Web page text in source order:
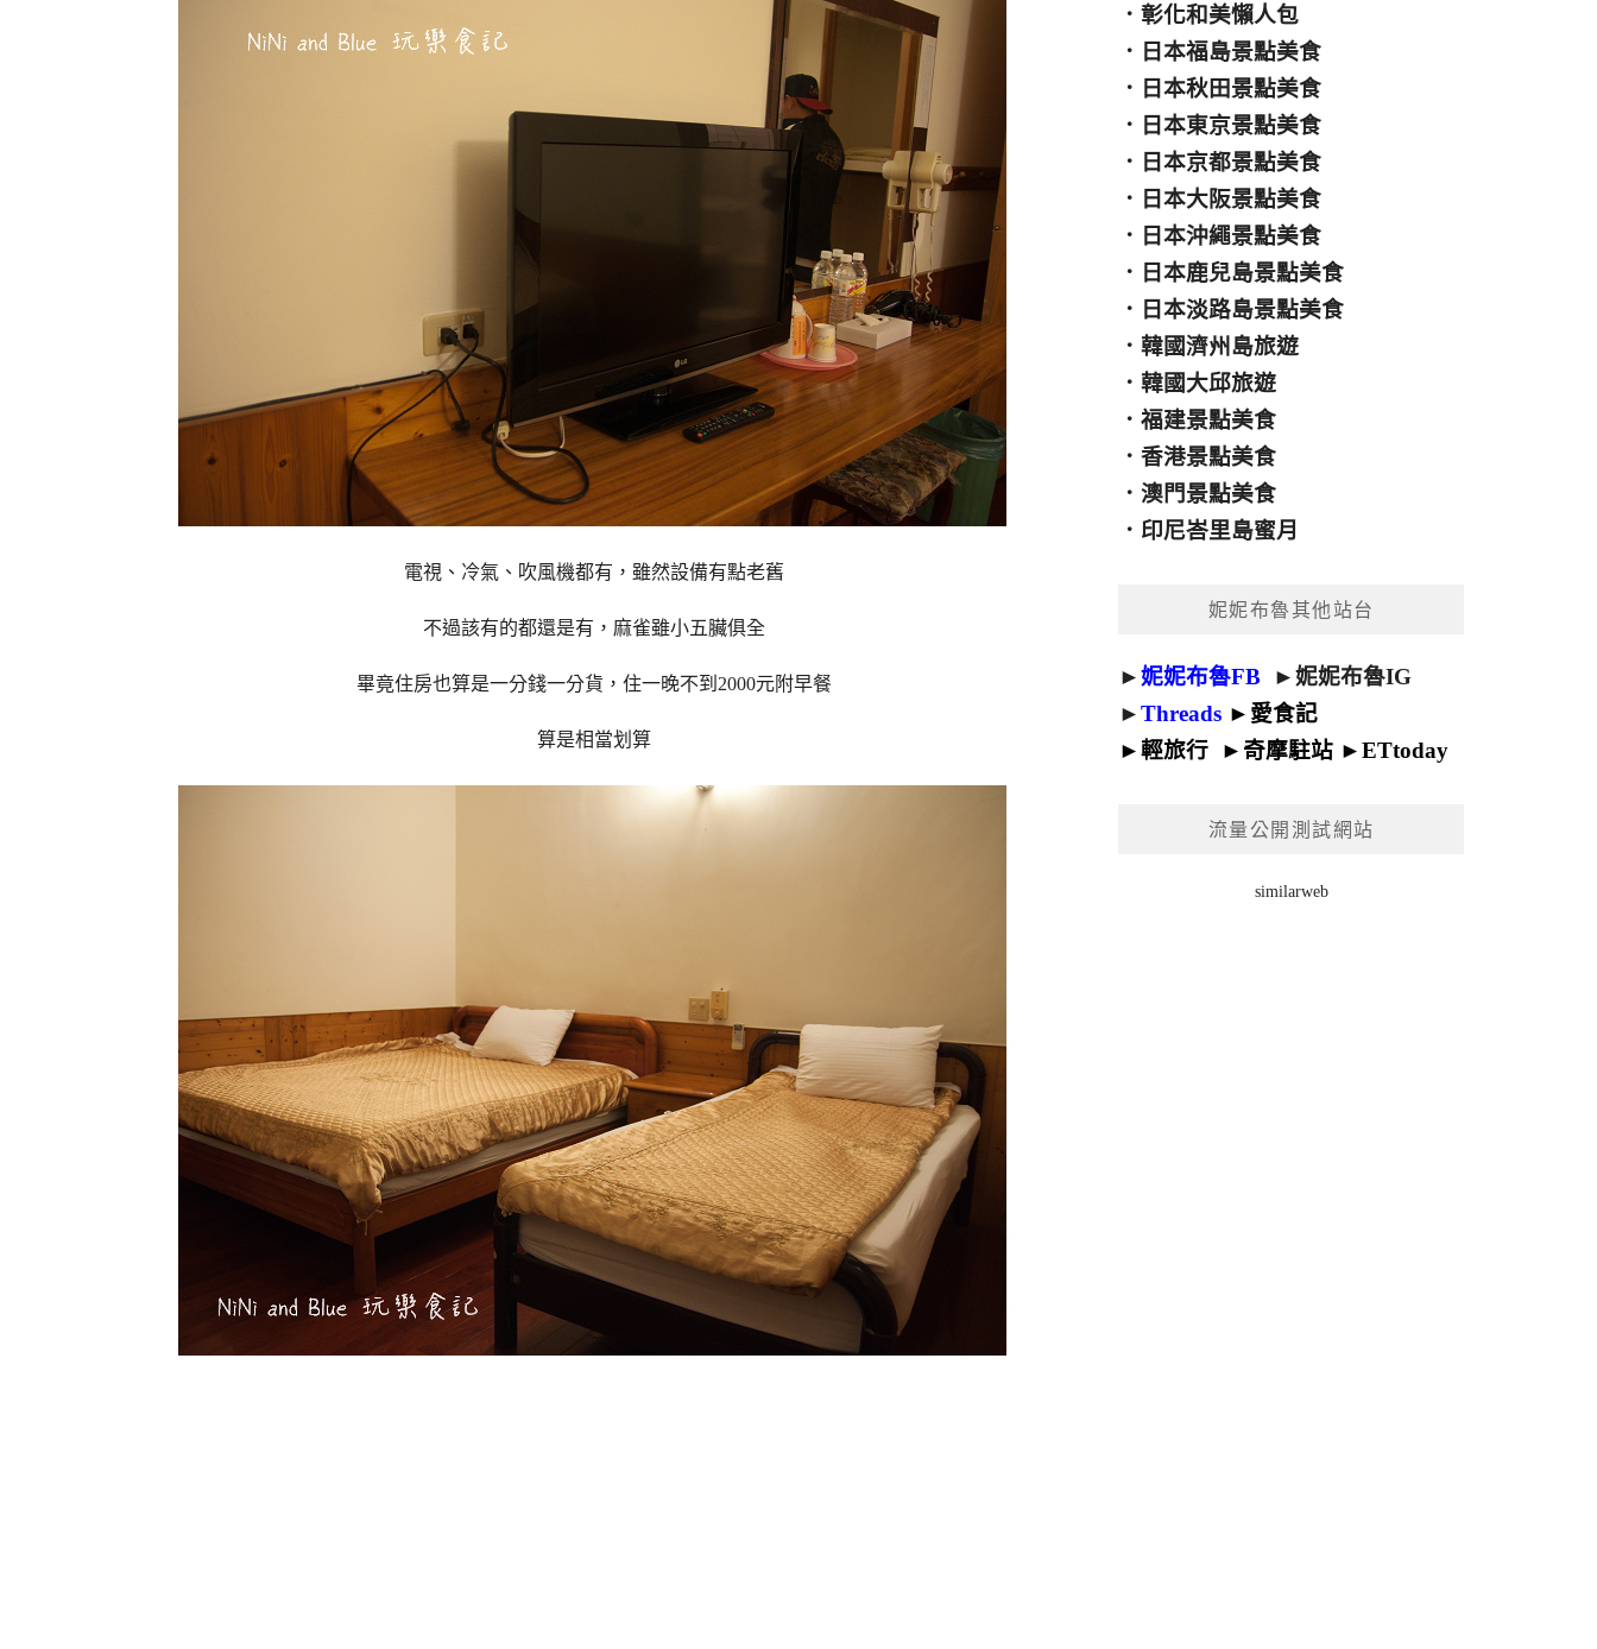
電視、冷氣、吹風機都有，雖然設備有點老舊
不過該有的都還是有，麻雀雖小五臟俱全
畢竟住房也算是一分錢一分貨，住一晚不到2000元附早餐
算是相當划算
．彰化和美懶人包
． 日本福島景點美食
． 日本秋田景點美食
． 日本東京景點美食
． 日本京都景點美食
． 日本大阪景點美食
． 日本沖繩景點美食
． 日本鹿兒島景點美食
． 日本淡路島景點美食
．韓國濟州島旅遊
．韓國大邱旅遊
．福建景點美食
．香港景點美食
．澳門景點美食
． 印尼峇里島蜜月
妮妮布魯其他站台
►妮妮布魯FB ►妮妮布魯IG
►Threads ► 愛食記
►輕旅行 ► 奇摩駐站 ►ETtoday
流量公開測試網站
similarweb